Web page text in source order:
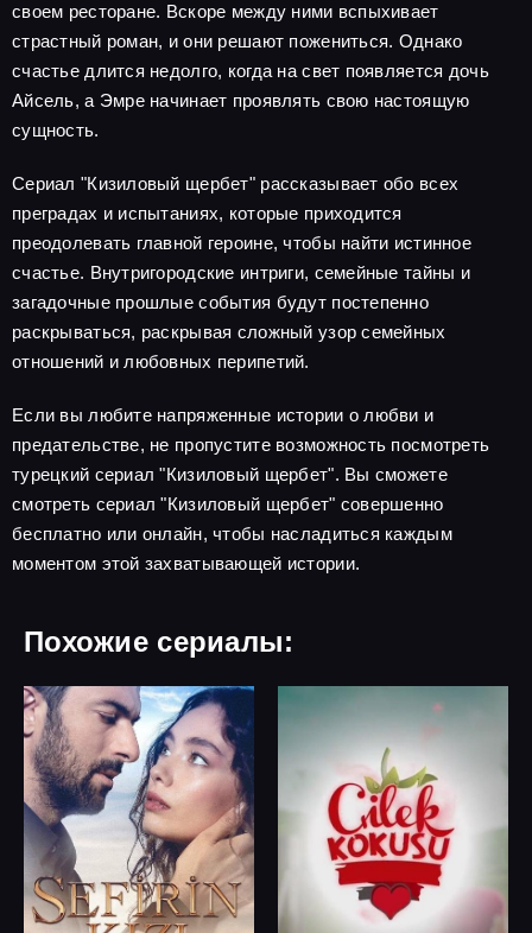
своем ресторане. Вскоре между ними вспыхивает
страстный роман, и они решают пожениться. Однако
счастье длится недолго, когда на свет появляется дочь
Айсель, а Эмре начинает проявлять свою настоящую
сущность.
Сериал "Кизиловый щербет" рассказывает обо всех
преградах и испытаниях, которые приходится
преодолевать главной героине, чтобы найти истинное
счастье. Внутригородские интриги, семейные тайны и
загадочные прошлые события будут постепенно
раскрываться, раскрывая сложный узор семейных
отношений и любовных перипетий.
Если вы любите напряженные истории о любви и
предательстве, не пропустите возможность посмотреть
турецкий сериал "Кизиловый щербет". Вы сможете
смотреть сериал "Кизиловый щербет" совершенно
бесплатно или онлайн, чтобы насладиться каждым
моментом этой захватывающей истории.
Похожие сериалы: